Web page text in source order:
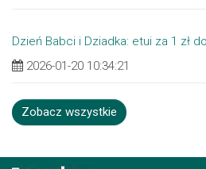
Dzień Babci i Dziadka: etui za 1 zł
2026-01-20 10:34:21
Zobacz wszystkie